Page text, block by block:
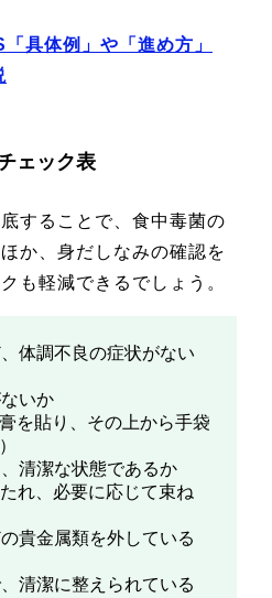
具体例」や「進め方」
ェック表
することで、食中毒菌の
か、身だしなみの確認を
も軽減できるでしょう。
体調不良の症状がない
いか
を貼り、その上から手袋
清潔な状態であるか
れ、必要に応じて束ね
貴金属類を外している
清潔に整えられている